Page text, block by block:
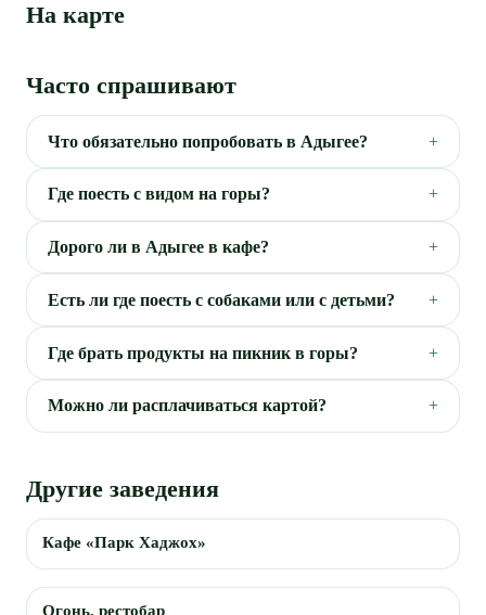
На карте
Часто спрашивают
Что обязательно попробовать в Адыгее?
Где поесть с видом на горы?
Дорого ли в Адыгее в кафе?
Есть ли где поесть с собаками или с детьми?
Где брать продукты на пикник в горы?
Можно ли расплачиваться картой?
Другие заведения
Кафе «Парк Хаджох»
Огонь, рестобар